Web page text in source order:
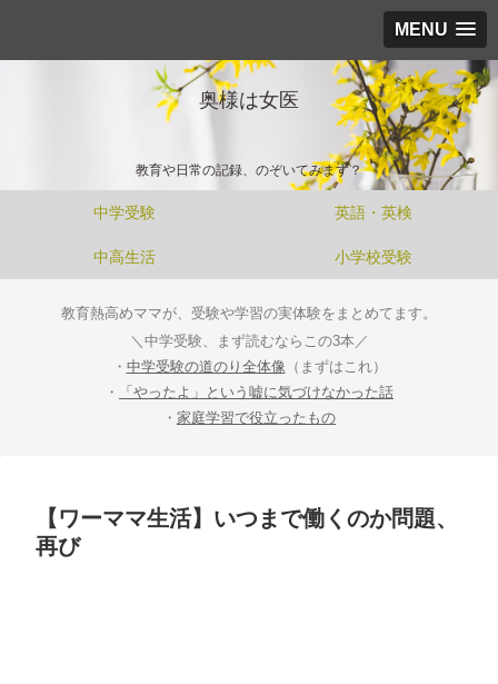
MENU
奥様は女医
教育や日常の記録、のぞいてみます？
中学受験 英語・英検
中高生活 小学校受験
教育熱高めママが、受験や学習の実体験をまとめてます。
＼中学受験、まず読むならこの3本／
・ 中学受験の道のり全体像 （まずはこれ）
・
「やったよ」という嘘に気づけなかった話
・ 家庭学習で役立ったもの
【ワーママ生活】いつまで働くのか問題、
再び